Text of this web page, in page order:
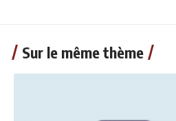
Sur le même thème